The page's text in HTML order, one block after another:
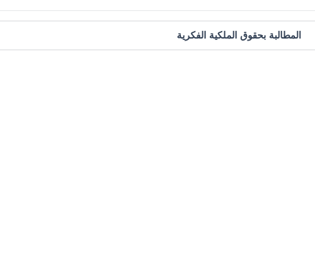
المطالبة بحقوق الملكية الفكرية